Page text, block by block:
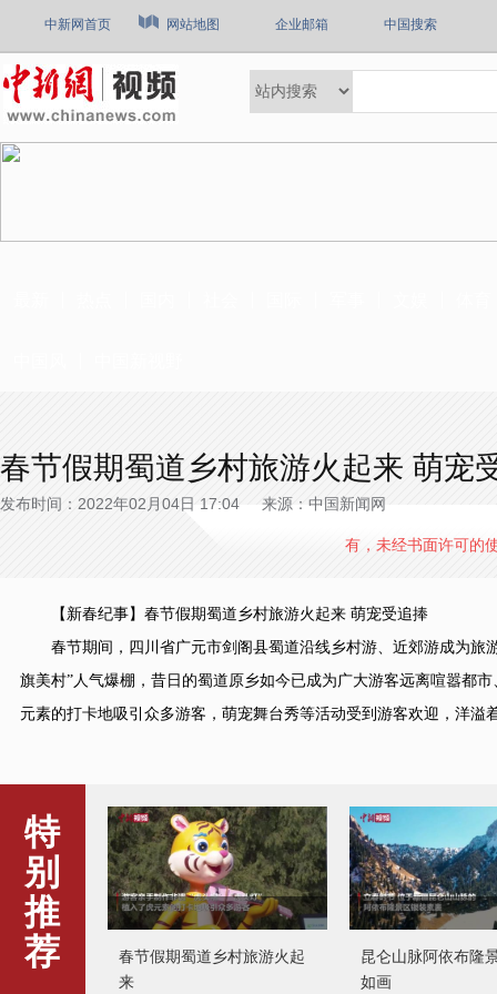
中新网首页 网站地图 企业邮箱 中国搜索
春节假期蜀道乡村旅游火起来 萌宠
发布时间：2022年02月04日 17:04 来源：中国新闻网
有，未经书面许可的
【新春纪事】春节假期蜀道乡村旅游火起来 萌宠受追捧
春节期间，四川省广元市剑阁县蜀道沿线乡村游、近郊游成为旅
旗美村”人气爆棚，昔日的蜀道原乡如今已成为广大游客远离喧嚣都
元素的打卡地吸引众多游客，萌宠舞台秀等活动受到游客欢迎，洋溢
特
别
推
荐
春节假期蜀道乡村旅游火起
来
昆仑山脉阿依布隆
如画